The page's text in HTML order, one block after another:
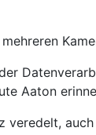
Aaton